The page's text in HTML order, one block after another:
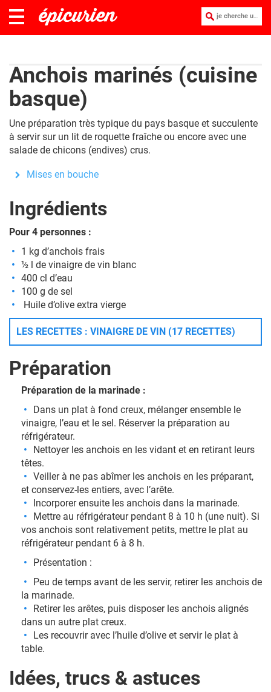
je cherche une recette :
Anchois marinés (cuisine
basque)
Une préparation très typique du pays basque et succulente
à servir sur un lit de roquette fraîche ou encore avec une
salade de chicons (endives) crus.
Mises en bouche
Ingrédients
Pour 4 personnes :
1 kg d’anchois frais
½ l de vinaigre de vin blanc
400 cl d’eau
100 g de sel
Huile d’olive extra vierge
LES RECETTES : VINAIGRE DE VIN (17 RECETTES)
Préparation
Préparation de la marinade :
Dans un plat à fond creux, mélanger ensemble le
vinaigre, l’eau et le sel. Réserver la préparation au
réfrigérateur.
Nettoyer les anchois en les vidant et en retirant leurs
têtes.
Veiller à ne pas abîmer les anchois en les préparant,
et conservez-les entiers, avec l’arête.
Incorporer ensuite les anchois dans la marinade.
Mettre au réfrigérateur pendant 8 à 10 h (une nuit). Si
vos anchois sont relativement petits, mettre le plat au
réfrigérateur pendant 6 à 8 h.
Présentation :
Peu de temps avant de les servir, retirer les anchois de
la marinade.
Retirer les arêtes, puis disposer les anchois alignés
dans un autre plat creux.
Les recouvrir avec l’huile d’olive et servir le plat à
table.
Idées, trucs & astuces